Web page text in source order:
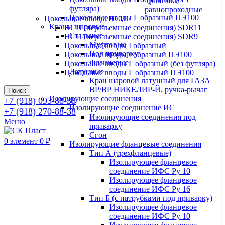
равнопроходные
Цокольные вводы/НСПС
НСП (неразъемные соединения) SDR11
НСП (неразъемные соединения) SDR9
Цокольные вводы I образный
Цокольные вводы I образный ПЭ100
Цокольные вводы Г образный (без футляра)
Цокольные вводы Г образный ПЭ100
Поиск
+7 (918) 093-88-38
+7 (918) 270-88-38
Меню
0 элемент 0 ₽
футляра)
Цокольные вводы Г образный ПЭ100
Краны шаровые
Стальные
Муфтовые
Под приварку
Фланцевые
Латунные
Кран шаровой латунный для ГАЗА
ВР/ВР НИКЕЛИР-Й, ручка-рычаг
Изолирующие соединения
Изолирующие соединение ИС
Изолирующие соединения под
приварку
Сгон
Изолирующие фланцевые соединения
Тип А (трехфланцевые)
Изолирующее фланцевое
соединение ИФС Ру 10
Изолирующее фланцевое
соединение ИФС Ру 16
Тип Б (с патрубками под приварку)
Изолирующее фланцевое
соединение ИФС Ру 10